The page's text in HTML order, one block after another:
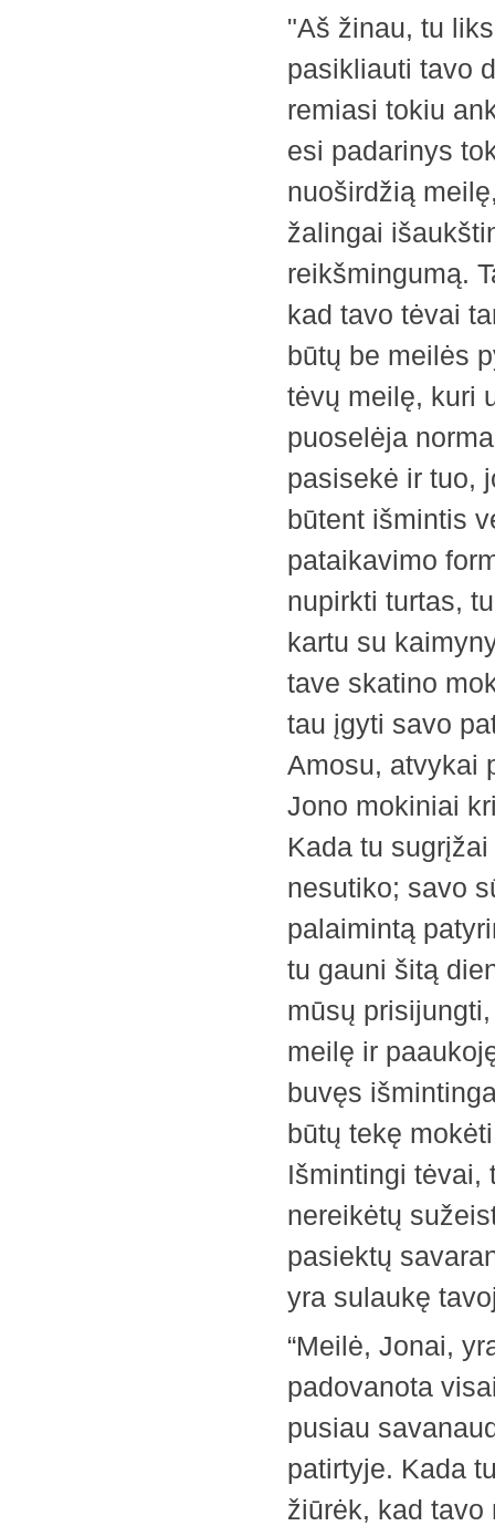
"Aš žinau, tu
pasikliauti tavo
remiasi tokiu
esi padarinys
nuoširdžią
žalingai
reikšmingumą.
kad tavo tėvai
būtų be meilės
tėvų meilę, kuri
puoselėja
pasisekė ir tuo,
būtent išmintis
pataikavimo
nupirkti turtas,
kartu su
tave skatino
tau įgyti savo
Amosu, atvykai
Jono mokiniai
Kada tu
nesutiko; savo
palaimintą
tu gauni šitą
mūsų
meilę ir
buvęs
būtų tekę
Išmintingi tėvai,
nereikėtų
pasiektų
yra sulaukę
“Meilė, Jonai,
padovanota
pusiau
patirtyje. Kada
žiūrėk, kad tavo